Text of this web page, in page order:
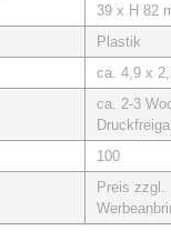
39 x H 82
Plastik
ca. 4,9 x
ca. 2-3
100
Preis zzgl.